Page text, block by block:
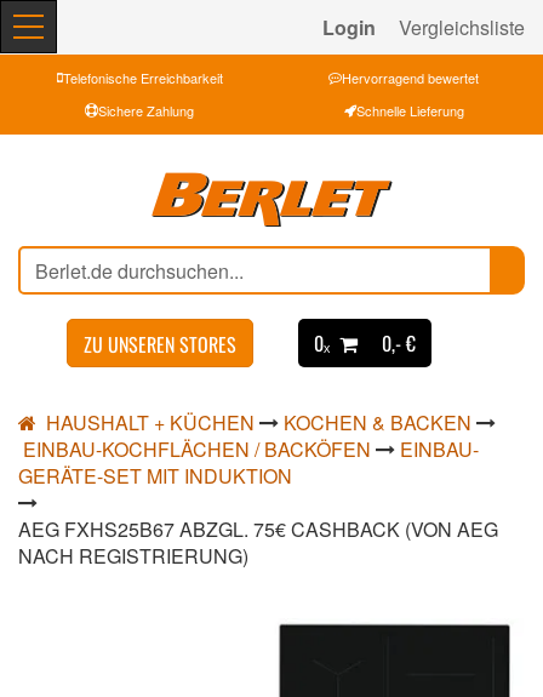
Login Vergleichsliste
Telefonische Erreichbarkeit
Hervorragend bewertet
Sichere Zahlung
Schnelle Lieferung
ZU UNSEREN STORES 0ₓ 0,- €
HAUSHALT + KÜCHEN
KOCHEN & BACKEN
EINBAU-KOCHFLÄCHEN / BACKÖFEN
EINBAU-
GERÄTE-SET MIT INDUKTION
AEG FXHS25B67 ABZGL. 75€ CASHBACK (VON AEG
NACH REGISTRIERUNG)